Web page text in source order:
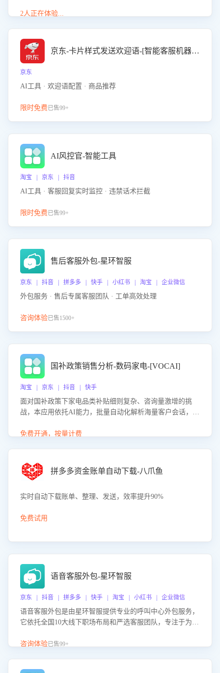
能、尺寸参数咨询等高频场景下的专业应对能力。
2人正在体验...
京东-卡片样式发送欢迎语-[智能客服机器人]
京东
AI工具 · 欢迎语配置 · 商品推荐
限时免费已售99+
AI风控官-智能工具
淘宝 | 京东 | 抖音
AI工具 · 客服回复实时监控 · 违禁话术拦截
限时免费已售99+
售后客服外包-星环智服
京东 | 抖音 | 拼多多 | 快手 | 小红书 | 淘宝 | 企业微信
外包服务 · 售后专属客服团队 · 工单高效处理
咨询体验已售1500+
国补政策销售分析-数码家电-[VOCAI]
淘宝 | 京东 | 抖音 | 快手
面对国补政策下家电品类补贴细则复杂、咨询量激增的挑
战，本应用依托AI能力，批量自动化解析海量客户会话，精
购买意向，深度洞察决策动因。同时全面评估客服团队政策
度、客服转化能力及销售业绩。
免费开通，按量计费
拼多多资金账单自动下载-八爪鱼
实时自动下载账单、整理、发送，效率提升90%
免费试用
语音客服外包-星环智服
京东 | 抖音 | 拼多多 | 快手 | 淘宝 | 小红书 | 企业微信
语音客服外包是由星环智服提供专业的呼叫中心外包服务，
它依托全国10大线下职场布局和严选客服团队，专注于为企
客服团队和智能工具提升语音客服服务效率和质量，帮助企
咨询体验已售99+